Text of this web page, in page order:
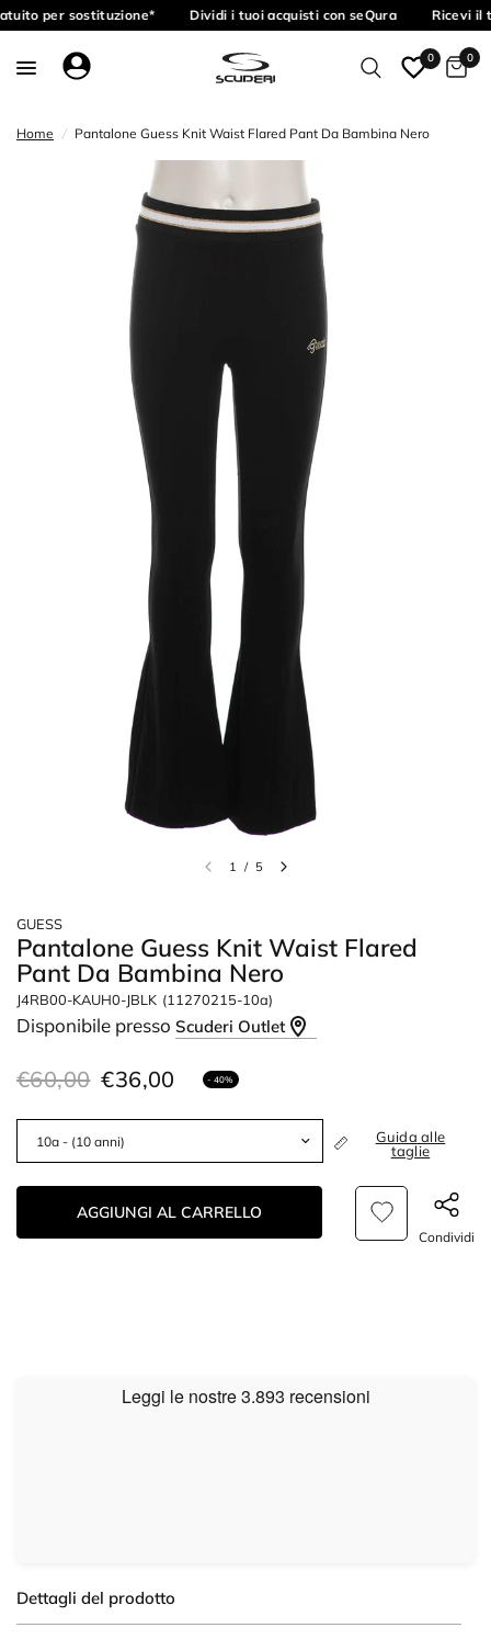
per sostituzione* Dividi i tuoi acquisti con seQura Ricevi il
0 0
Home / Pantalone Guess Knit Waist Flared Pant Da Bambina Nero
1 / 5
GUESS
Pantalone Guess Knit Waist Flared
Pant Da Bambina Nero
J4RB00-KAUH0-JBLK (11270215-10a)
Disponibile pressoScuderi Outlet
€60,00 €36,00 - 40%
Guida alle
taglie
AGGIUNGI AL CARRELLO
Condividi
Dettagli del prodotto